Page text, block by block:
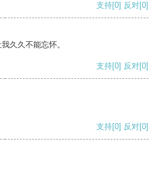
支持[0] 反对[0]
久久不能忘怀。
支持[0] 反对[0]
支持[0] 反对[0]